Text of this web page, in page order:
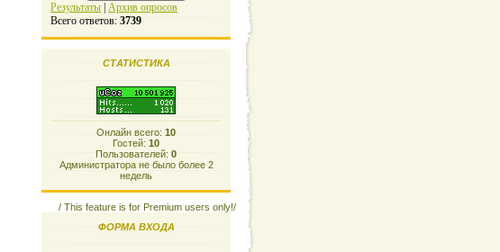
Результаты Архив опросов
Всего ответов: 3739
СТАТИСТИКА
Онлайн всего: 10
Гостей: 10
Пользователей: 0
Администратора не было более 2
недель
/ This feature is for Premium users only!/
ФОРМА ВХОДА